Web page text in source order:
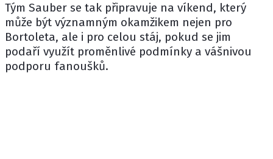
Tým Sauber se tak připravuje na víkend, který
může být významným okamžikem nejen pro
Bortoleta, ale i pro celou stáj, pokud se jim
podaří využít proměnlivé podmínky a vášnivou
podporu fanoušků.